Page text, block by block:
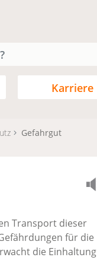
Karriere
Gefahrgut
Transport dieser
für die
die Einhaltung